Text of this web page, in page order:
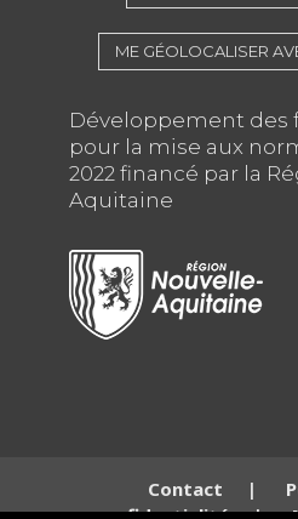
ME GÉOLOCALISER
Développement des
pour la mise aux
2022 financé par la
Aquitaine
Contact |